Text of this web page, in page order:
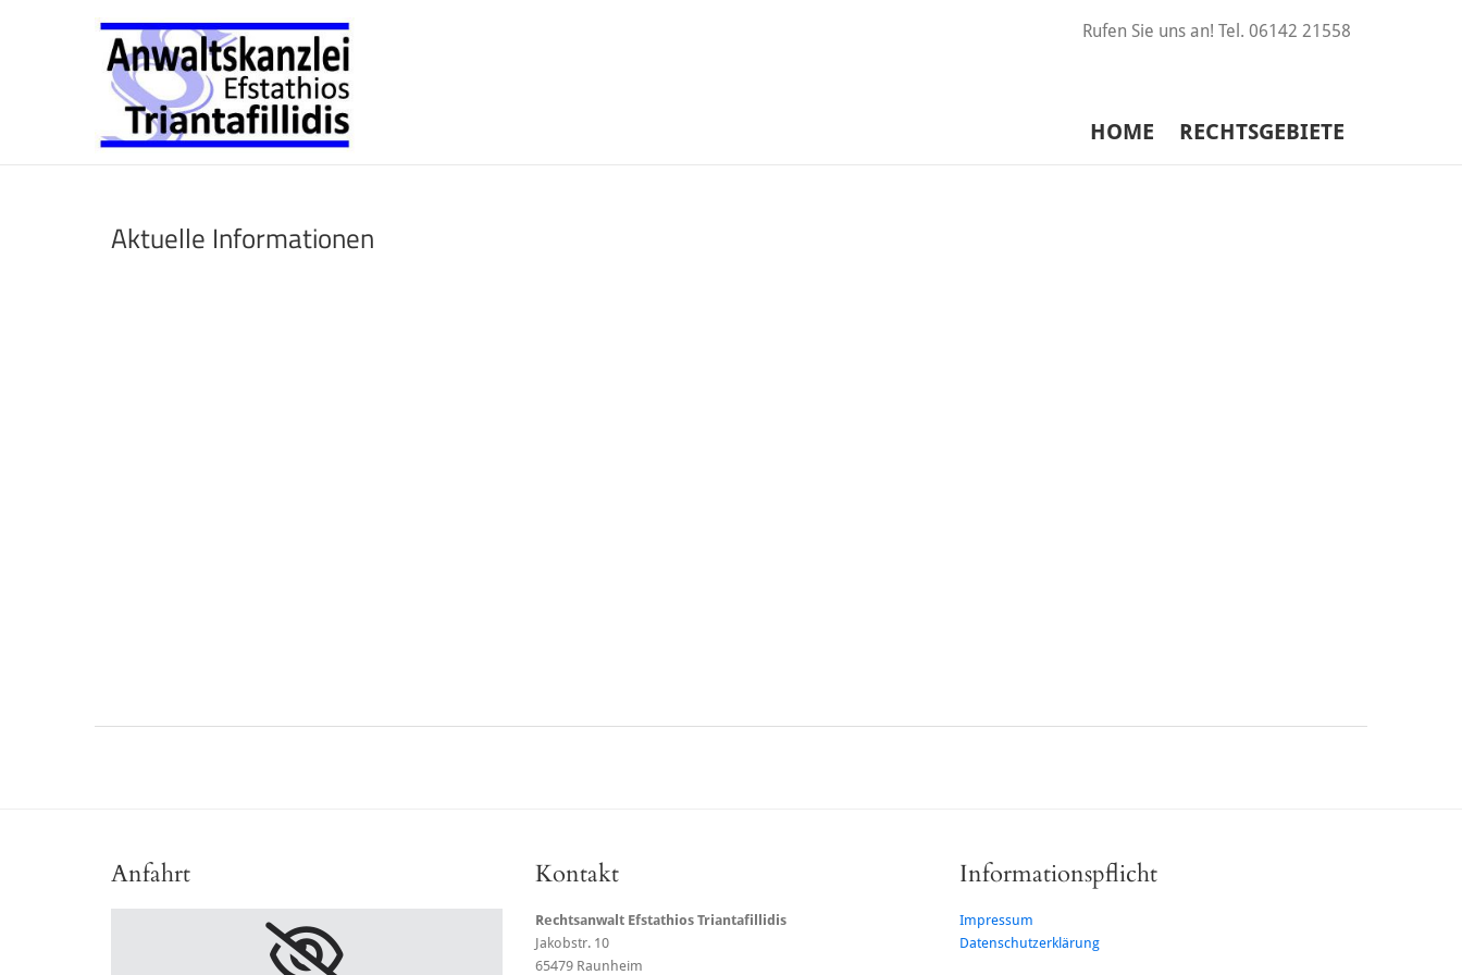
Rufen Sie uns an! Tel. 06142 21558
HOME RECHTSGEBIETE
Aktuelle Informationen
Anfahrt Kontakt
Rechtsanwalt Efstathios Triantafillidis
Jakobstr. 10
65479 Raunheim
Informationspflicht
Impressum
Datenschutzerklärung